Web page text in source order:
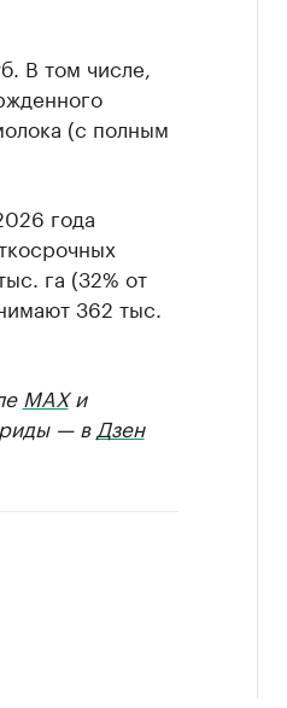
В том числе,
(с полным
года
га (32% от
362 тыс.
MAXи
— в Дзен